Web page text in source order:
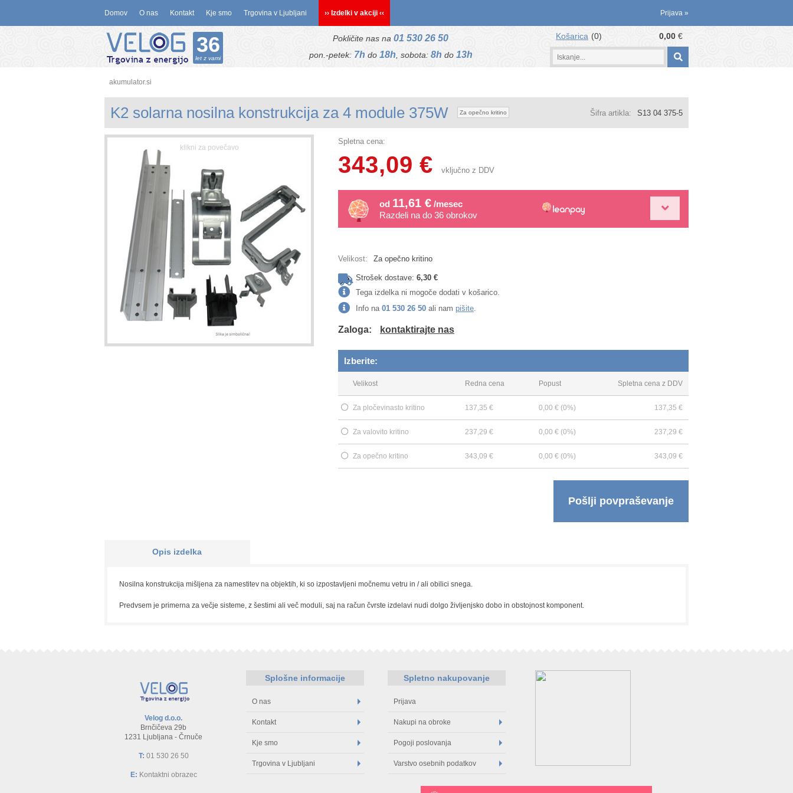
Domov O nas Kontakt Kje smo Trgovina v Ljubljani ›› Izdelki v akciji ‹‹ Prijava »
Košarica 0 0,00 €
36
let z vami
Pokličite nas na 01 530 26 50
pon.-petek: 7h do 18h , sobota: 8h do 13h
akumulator.si
K2 solarna nosilna konstrukcija za 4 module 375W Za opečno kritino
Spletna cena:
343,09 € vključno z DDV
od 11,61 € /mesec
Razdeli na do 36 obrokov
Šifra artikla: S13 04 375-5
Velikost: Za opečno kritino
Strošek dostave: 6,30 €
Tega izdelka ni mogoče dodati v košarico.
Info na 01 530 26 50 ali nam pišite.
Zaloga: kontaktirajte nas
Izberite:
Velikost Redna cena Popust Spletna cena z DDV
Za pločevinasto kritino 137,35 € 0,00 € (0%) 137,35 €
Za valovito kritino 237,29 € 0,00 € (0%) 237,29 €
Za opečno kritino 343,09 € 0,00 € (0%) 343,09 €
Pošlji povpraševanje
Opis izdelka
Nosilna konstrukcija mišljena za namestitev na objektih, ki so izpostavljeni močnemu vetru in / ali obilici snega.
Predvsem je primerna za večje sisteme, z šestimi ali več moduli, saj na račun čvrste izdelavi nudi dolgo življenjsko dobo in obstojnost komponent.
Velog d.o.o.
Brnčičeva 29b
1231 Ljubljana - Črnuče
T: 01 530 26 50
E: Kontaktni obrazec
Splošne informacije
O nas
Kontakt
Kje smo
Trgovina v Ljubljani
Spletno nakupovanje
Prijava
Nakupi na obroke
Pogoji poslovanja
Varstvo osebnih podatkov